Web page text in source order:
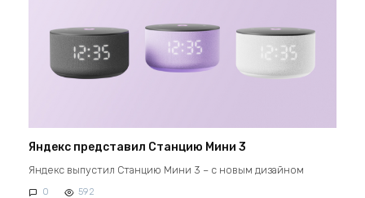
Яндекс представил Станцию Мини 3
Яндекс выпустил Станцию Мини 3 – с новым дизайном
0 592